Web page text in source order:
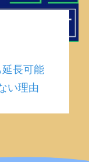
長可能
い理由